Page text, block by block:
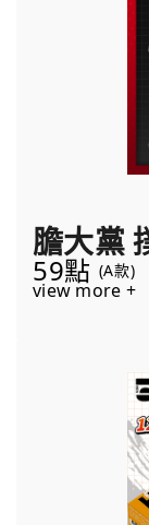
膽大黨
59點 (A款)
view more +